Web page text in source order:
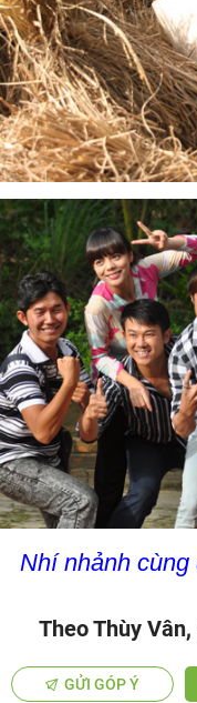
Nhí nhảnh
Theo Thùy
GỬI GÓP Ý